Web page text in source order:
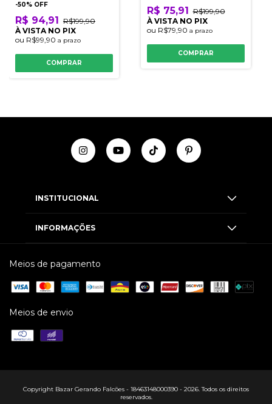
-50% OFF
R$ 94,91
R$199,90
À VISTA NO PIX
ou R$99,90 a prazo
COMPRAR
R$ 75,91
R$199,90
À VISTA NO PIX
ou R$79,90 a prazo
COMPRAR
INSTITUCIONAL
INFORMAÇÕES
Meios de pagamento
Meios de envio
Copyright Bazar Gerando Falcões - 18463148000390 - 2026. Todos os direitos
reservados.